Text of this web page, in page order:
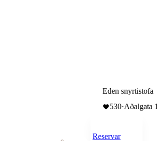
Eden snyrtistofa
530·Aðalgata
Reservar